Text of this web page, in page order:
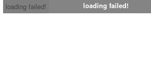
loading failed!
loading failed!